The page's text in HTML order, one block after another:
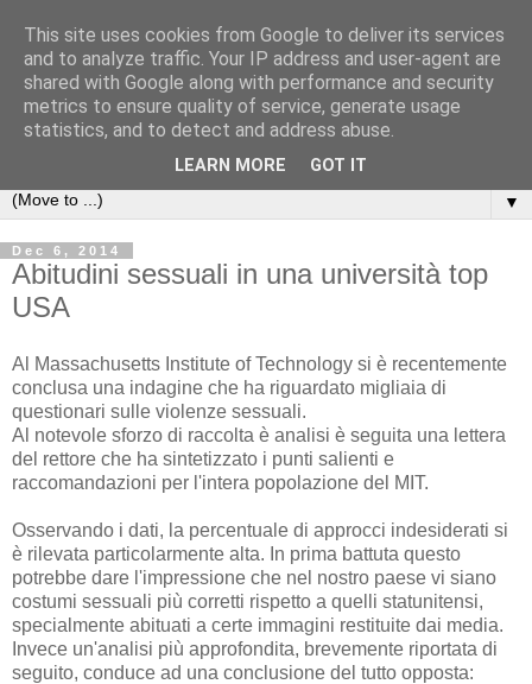
Michele Lanzetta
Professor at Pisa University
Production engineering, research and teaching blogs
▼
Dec 6, 2014
Abitudini sessuali in una università top
USA
Al Massachusetts Institute of Technology si è recentemente
conclusa una indagine che ha riguardato migliaia di
questionari sulle violenze sessuali.
Al notevole sforzo di raccolta è analisi è seguita una lettera
del rettore che ha sintetizzato i punti salienti e
raccomandazioni per l'intera popolazione del MIT.
Osservando i dati, la percentuale di approcci indesiderati si
è rilevata particolarmente alta. In prima battuta questo
potrebbe dare l'impressione che nel nostro paese vi siano
costumi sessuali più corretti rispetto a quelli statunitensi,
specialmente abituati a certe immagini restituite dai media.
Invece un'analisi più approfondita, brevemente riportata di
seguito, conduce ad una conclusione del tutto opposta:
This site uses cookies from Google to deliver its services
and to analyze traffic. Your IP address and user-agent are
shared with Google along with performance and security
metrics to ensure quality of service, generate usage
statistics, and to detect and address abuse.
LEARN MORE GOT IT